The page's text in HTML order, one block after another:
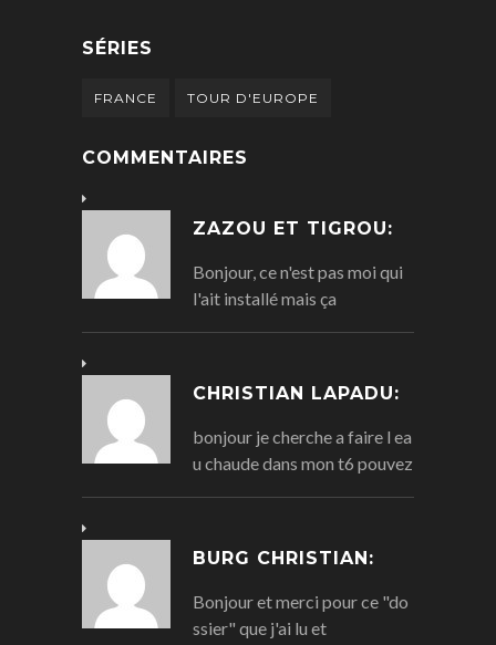
SÉRIES
FRANCE TOUR D'EUROPE
COMMENTAIRES
ZAZOU ET TIGROU:
Bonjour, ce n'est pas moi qui
l'ait installé mais ça
CHRISTIAN LAPADU:
bonjour je cherche a faire l ea
u chaude dans mon t6 pouvez
BURG CHRISTIAN:
Bonjour et merci pour ce "do
ssier" que j'ai lu et